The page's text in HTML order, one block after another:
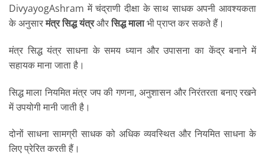
DivyayogAshram में चंद्राणी दीक्षा के साथ साधक अपनी आवश्यकता
के अनुसारमंत्र सिद्ध यंत्रऔरसिद्ध मालाभी प्राप्त कर सकते हैं।
मंत्र सिद्ध यंत्र साधना के समय ध्यान और उपासना का केंद्र बनाने में
सहायक माना जाता है।
सिद्ध माला नियमित मंत्र जप की गणना, अनुशासन और निरंतरता बनाए रखने
में उपयोगी मानी जाती है।
दोनों साधना सामग्री साधक को अधिक व्यवस्थित और नियमित साधना के
लिए प्रेरित करती हैं।